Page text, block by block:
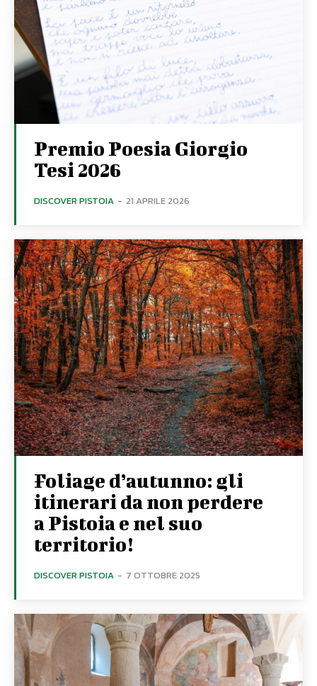
Premio Poesia Giorgio
Tesi 2026
DISCOVER PISTOIA - 21 APRILE 2026
Foliage d’autunno: gli
itinerari da non perdere
a Pistoia e nel suo
territorio!
DISCOVER PISTOIA - 7 OTTOBRE 2025